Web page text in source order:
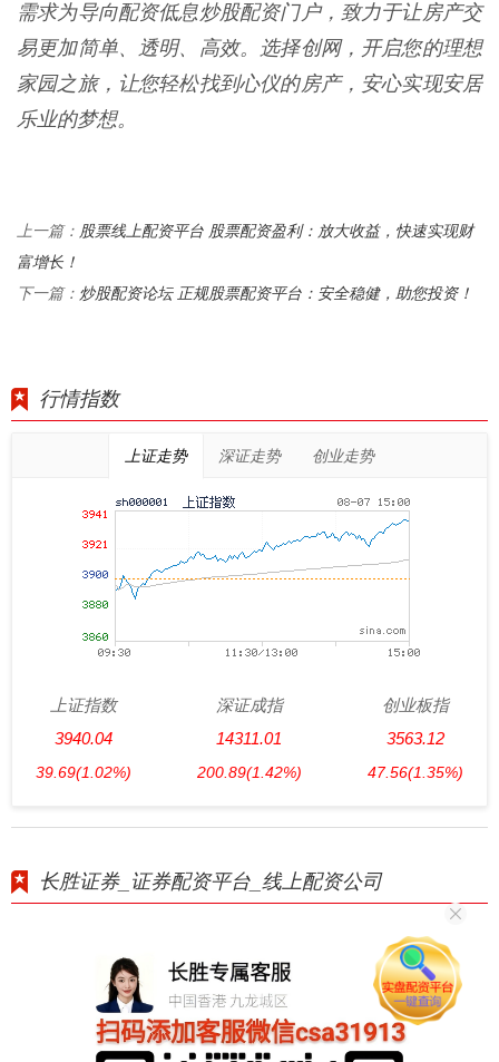
需求为导向配资低息炒股配资门户，致力于让房产交
易更加简单、透明、高效。选择创网，开启您的理想
家园之旅，让您轻松找到心仪的房产，安心实现安居
乐业的梦想。
上一篇： 股票线上配资平台 股票配资盈利：放大收益，快速实现财
富增长！
下一篇： 炒股配资论坛 正规股票配资平台：安全稳健，助您投资！
行情指数
上证走势 深证走势 创业走势
上证指数
3940.04
39.69(1.02%)
深证成指
14311.01
200.89(1.42%)
创业板指
3563.12
47.56(1.35%)
长胜证券_证券配资平台_线上配资公司